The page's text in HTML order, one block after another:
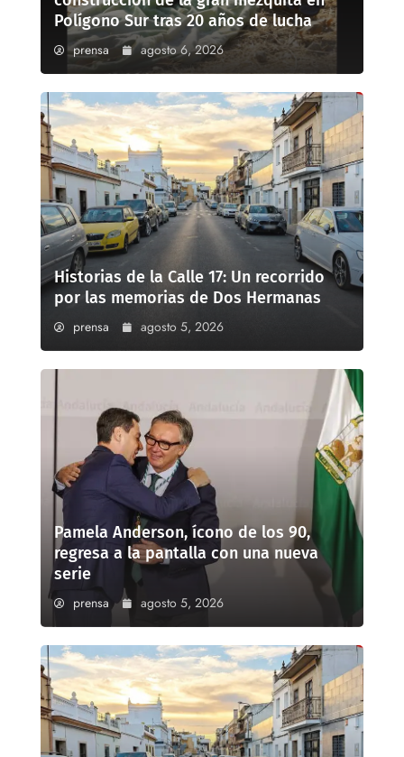
Polígono Sur tras 20 años de lucha
prensa agosto 6, 2026
Historias de la Calle 17: Un recorrido
por las memorias de Dos Hermanas
prensa agosto 5, 2026
Pamela Anderson, ícono de los 90,
regresa a la pantalla con una nueva
serie
prensa agosto 5, 2026